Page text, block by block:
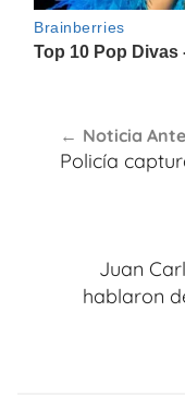
de
Noticia
Policía
Juan
hablaron